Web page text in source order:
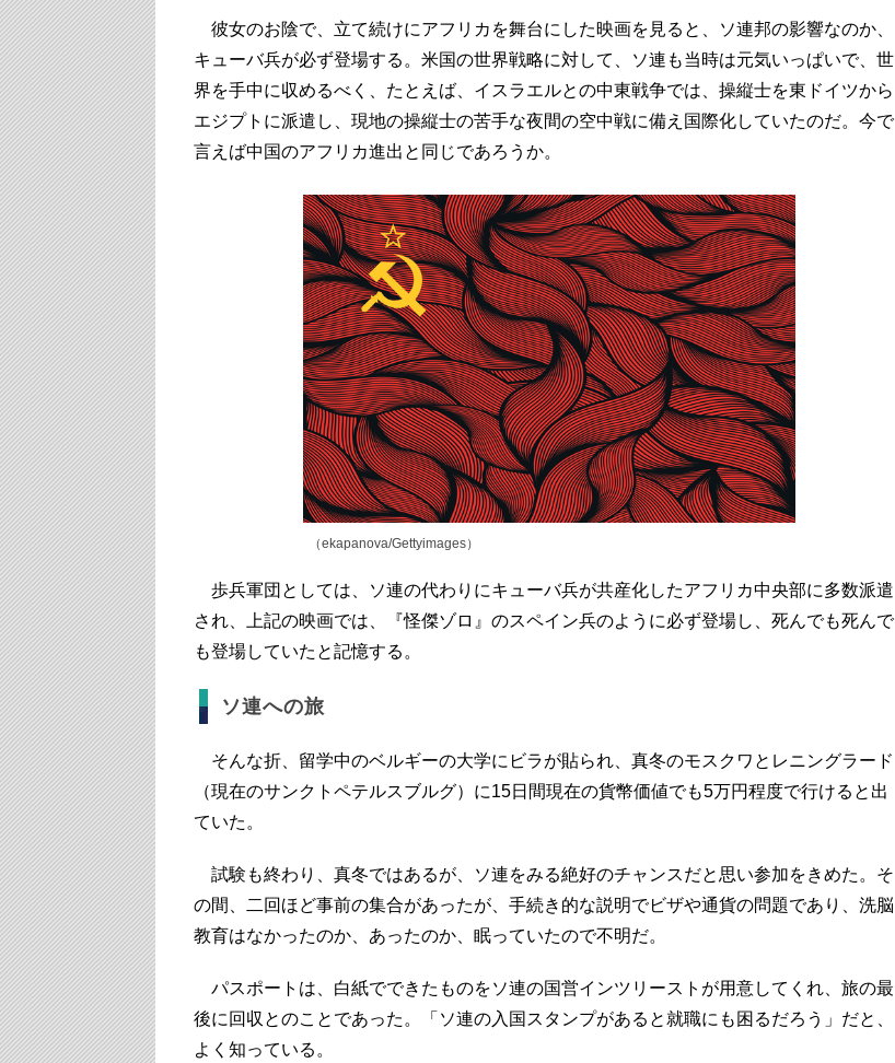
彼女のお陰で、立て続けにアフリカを舞台にした映画を見ると、
ソ連邦の影響なのか、
キューバ兵が必ず登場する。 米国の世界戦略に対して、ソ連も当時は元気いっぱいで、 世
界を手中に収めるべく、たとえば、 イスラエルとの中東戦争では、 操縦士を東ドイツから
エジプトに派遣し、 現地の操縦士の苦手な夜間の空中戦に備え国際化していたのだ。 今で
言えば中国のアフリカ進出と同じであろうか。
（ekapanova/Gettyimages）
歩兵軍団としては、
ソ連の代わりにキューバ兵が共産化したアフリカ中央部に多数派遣
され、上記の映画では、『怪傑ゾロ』のスペイン兵のように必ず登場し、 死んでも死んで
も登場していたと記憶する。
ソ連への旅
そんな折、留学中のベルギーの大学にビラが貼られ、 真冬のモスクワとレニングラード
（現在のサンクトペテルスブルグ） に15日間現在の貨幣価値でも5万円程度で行けると出
ていた。
試験も終わり、真冬ではあるが、
ソ連をみる絶好のチャンスだと思い参加をきめた。そ
の間、
二回ほど事前の集合があったが、 手続き的な説明でビザや通貨の問題であり、 洗脳
教育はなかったのか、あったのか、眠っていたので不明だ。
パスポートは、 白紙でできたものをソ連の国営インツリーストが用意してくれ、 旅の最
後に回収とのことであった。「 ソ連の入国スタンプがあると就職にも困るだろう」だと、
よく知っている。